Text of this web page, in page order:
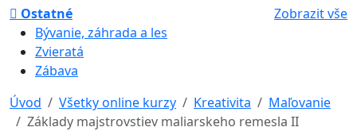
Ostatné
Zobrazit vše
Bývanie, záhrada a les
Zvieratá
Zábava
Úvod
Všetky online kurzy Kreativita
Maľovanie
Základy majstrovstiev maliarskeho remesla II